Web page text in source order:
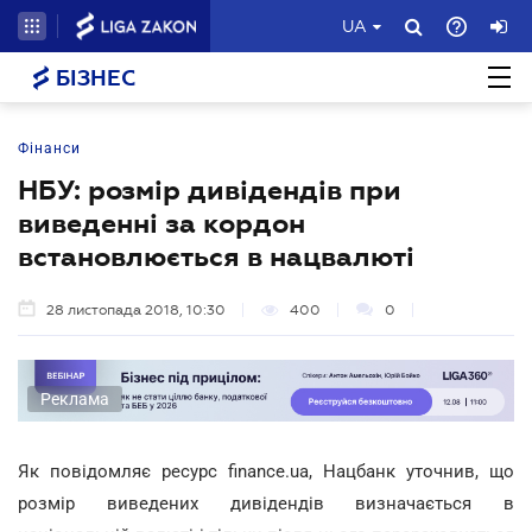
UA
БІЗНЕС
Фінанси
НБУ: розмір дивідендів при
виведенні за кордон
встановлюється в нацвалюті
28 листопада 2018, 10:30 400 0
Реклама
Як повідомляє ресурс finance.ua, Нацбанк уточнив, що
розмір виведених дивідендів визначається в